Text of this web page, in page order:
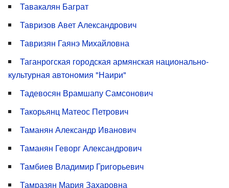
Тавакалян Баграт
Тавризов Авет Александрович
Тавризян Гаянэ Михайловна
Таганрогская городская армянская национально-
культурная автономия "Наири"
Тадевосян Врамшапу Самсонович
Такорьянц Матеос Петрович
Таманян Александр Иванович
Таманян Геворг Александрович
Тамбиев Владимир Григорьевич
Тамразян Мария Захаровна